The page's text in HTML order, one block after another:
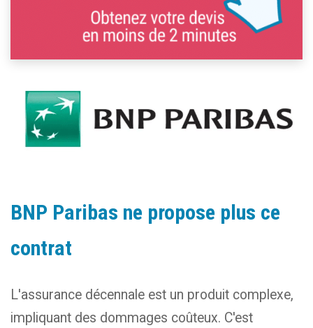
BNP Paribas ne propose plus ce
contrat
L'assurance décennale est un produit complexe,
impliquant des dommages coûteux. C'est